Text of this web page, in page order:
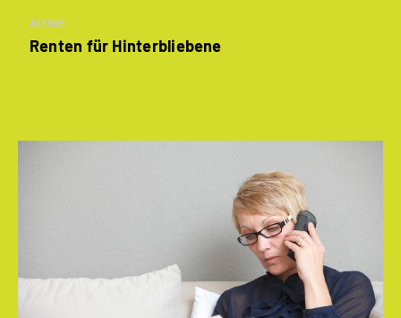
Artikel
Renten für Hinterbliebene